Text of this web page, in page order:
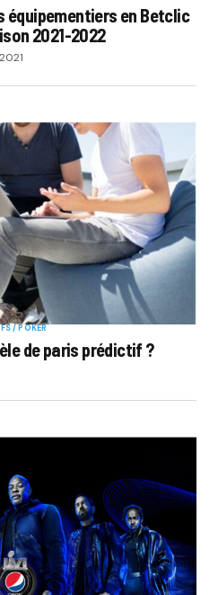
équipementiers en Betclic
2021-2022
/ POKER
de paris prédictif ?